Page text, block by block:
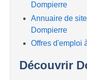
Dompierre
Annuaire de
Dompierre
Offres d'emploi
Découvrir